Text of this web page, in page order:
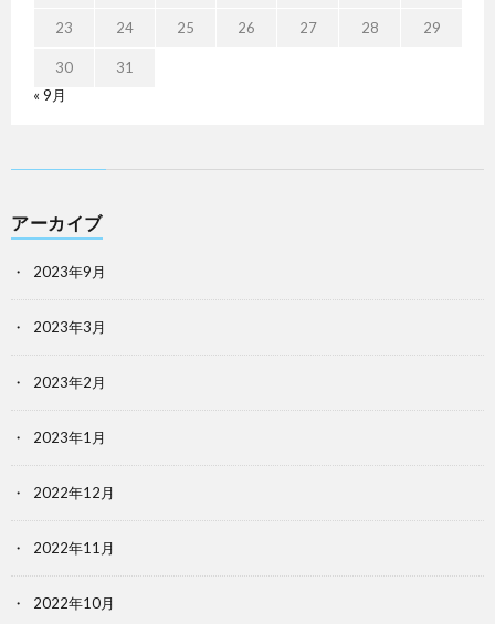
23 24 25 26 27 28 29
30
31
« 9月
アーカイブ
2023年9月
2023年3月
2023年2月
2023年1月
2022年12月
2022年11月
2022年10月